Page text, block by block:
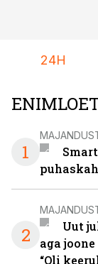
24H
1
2
Uut
aga
“Oli